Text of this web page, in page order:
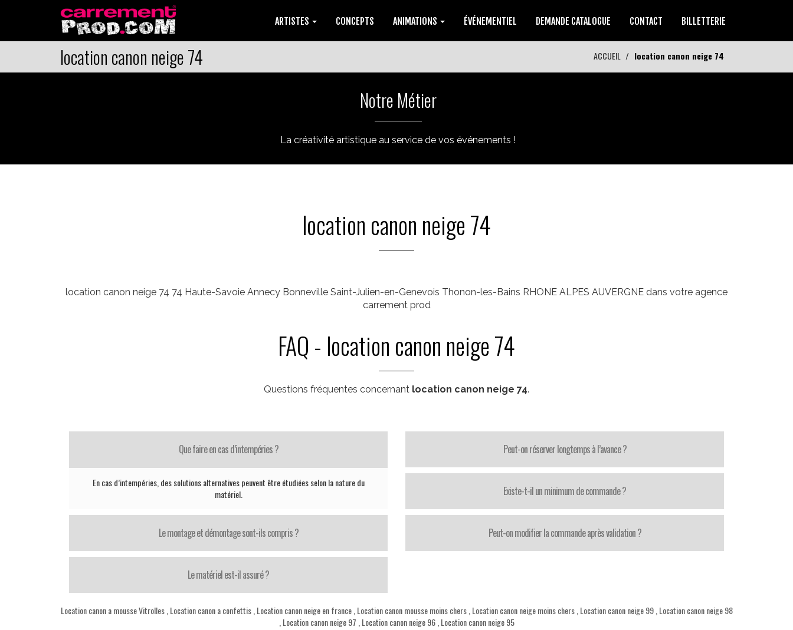
ARTISTES CONCEPTS ANIMATIONS ÉVÉNEMENTIEL DEMANDE CATALOGUE CONTACT BILLETTERIE
location canon neige 74 ACCUEIL location canon neige 74
Notre Métier
La créativité artistique au service de vos événements !
location canon neige 74
location canon neige 74 74 Haute-Savoie Annecy Bonneville Saint-Julien-en-Genevois Thonon-les-Bains RHONE ALPES AUVERGNE dans votre agence
carrement prod
FAQ - location canon neige 74
Questions fréquentes concernant location canon neige 74.
Que faire en cas d’intempéries ?
En cas d’intempéries, des solutions alternatives peuvent être étudiées selon la nature du
matériel.
Le montage et démontage sont-ils compris ?
Le matériel est-il assuré ?
Peut-on réserver longtemps à l’avance ?
Existe-t-il un minimum de commande ?
Peut-on modifier la commande après validation ?
Location canon a mousse Vitrolles, Location canon a confettis, Location canon neige en france, Location canon mousse moins chers, Location canon neige moins chers, Location canon neige 99, Location canon neige 98
Location canon neige 97 Location canon neige 96, Location canon neige 95